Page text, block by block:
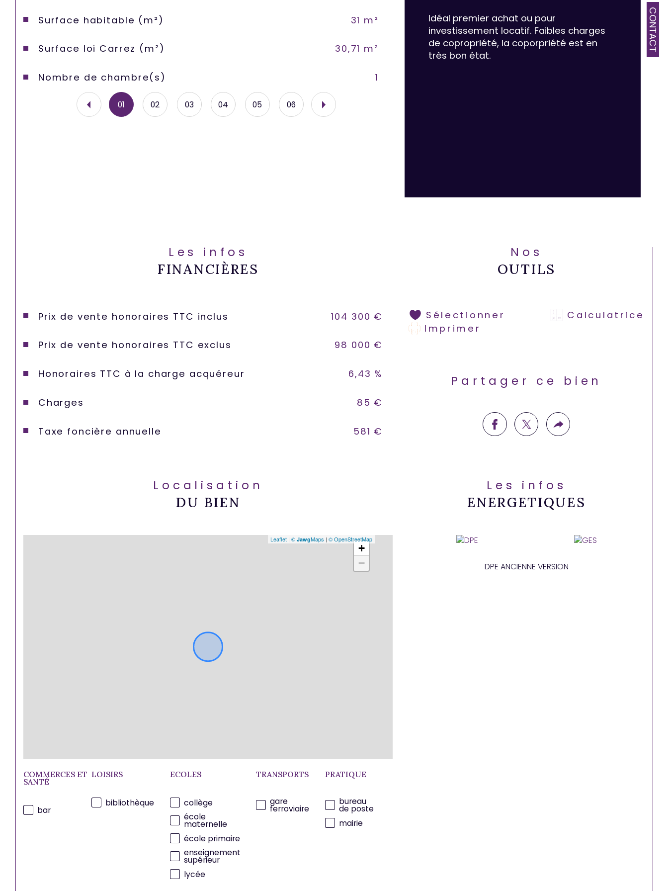
CONTACT
Surface habitable (m²) 31 m²
Surface loi Carrez (m²) 30,71 m²
Nombre de chambre(s) 1
Etage
Nombre de niveaux
01 02 03 04 05 06
Idéal premier achat ou pour
investissement locatif. Faibles charges
de copropriété, la coporpriété est en
très bon état.
Les infos
FINANCIÈRES
Prix de vente honoraires TTC inclus 104 300 €
Prix de vente honoraires TTC exclus 98 000 €
Honoraires TTC à la charge acquéreur 6,43 %
Charges 85 €
Taxe foncière annuelle 581 €
Nos
OUTILS
Sélectionner
Calculatrice
Imprimer
Partager ce bien
Localisation
DU BIEN
+
−
Leaflet |©JawgMaps |© OpenStreetMap
COMMERCES ET
SANTÉ
bar
LOISIRS
bibliothèque
ECOLES
collège
école
maternelle
école primaire
enseignement
supérieur
lycée
TRANSPORTS
gare
ferroviaire
PRATIQUE
bureau
de poste
mairie
Les infos
ENERGETIQUES
DPE ANCIENNE VERSION